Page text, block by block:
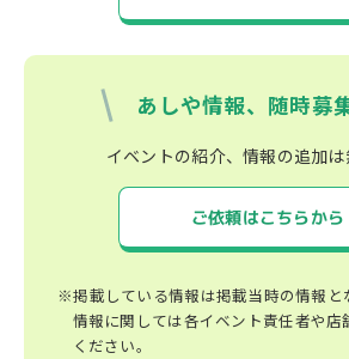
あしや情報、随時募
イベントの紹介、情報の追加は
ご依頼はこちらから
※掲載している情報は掲載当時の情報と
情報に関しては各イベント責任者や店
ください。